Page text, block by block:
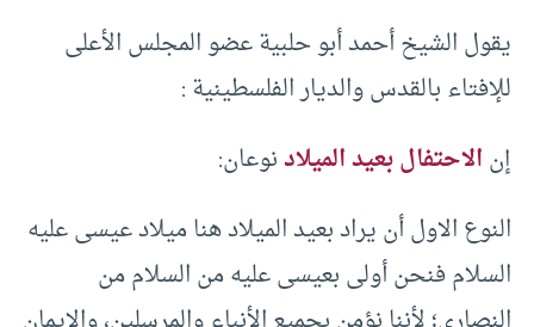
يقول الشيخ أحمد أبو حلبية عضو المجلس الأعلى
للإفتاء بالقدس والديار الفلسطينية :
إنالاحتفال بعيد الميلادنوعان:
النوع الاول أن يراد بعيد الميلاد هنا ميلاد عيسى عليه
السلام فنحن أولى بعيسى عليه من السلام من